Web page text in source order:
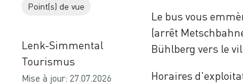
Point(s) de vue
Lenk-Simmental
Tourismus
Mise à jour: 27.07.2026
Le bus vous
(arrêt
Bühlberg vers le
Horaires